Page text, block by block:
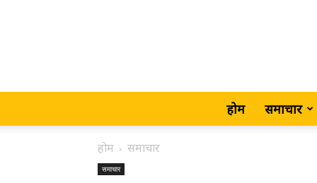
होम समाचार
होम समाचार
समाचार